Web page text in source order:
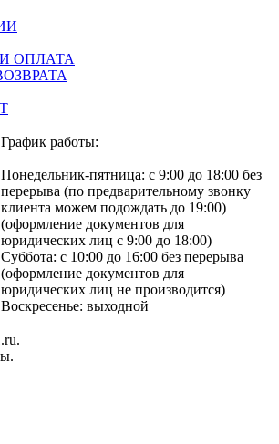
ОПЛАТА
График работы:
Понедельник-пятница: с 9:00 до 18:00 без
перерыва (по предварительному звонку
клиента можем подождать до 19:00)
(оформление документов для
юридических лиц с 9:00 до 18:00)
Суббота: с 10:00 до 16:00 без перерыва
(оформление документов для
юридических лиц не производится)
Воскресенье: выходной